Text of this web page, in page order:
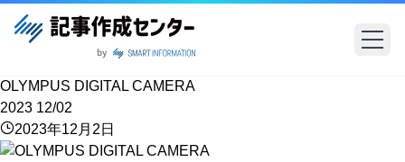
OLYMPUS DIGITAL CAMERA
2023 12/02
2023年12月2日